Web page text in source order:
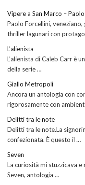
Vipere a San Marco –
Paolo Forcellini,
thriller lagunari con
L’alienista
L’alienista di Caleb Carr è
della serie …
Giallo Metropoli
Ancora un antologia con
rigorosamente con
Delitti tra le note
Delitti tra le note.La
confezionata. È questo il …
Seven
La curiosità mi stuzzicava
Seven, antologia …